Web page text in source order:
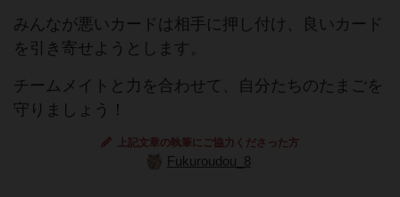
みんなが悪いカードは相手に押し付け、良いカード
を引き寄せようとします。
チームメイトと力を合わせて、自分たちのたまごを
守りましょう！
上記文章の執筆にご協力くださった方
Fukuroudou_8